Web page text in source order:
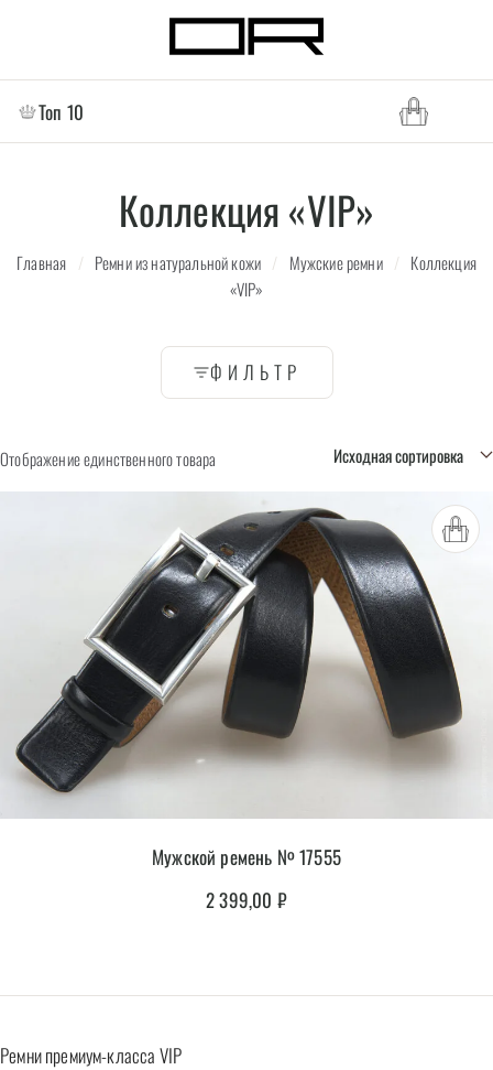
Топ 10
Коллекция «VIP»
Главная / Ремни из натуральной кожи / Мужские ремни / Коллекция
«VIP»
ФИЛЬТР
Отображение единственного товара
Мужской ремень № 17555
2 399,00 ₽
Ремни премиум-класса VIP